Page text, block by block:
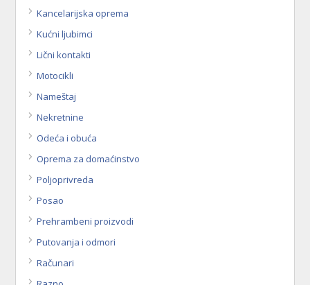
Kancelarijska oprema
Kućni ljubimci
Lični kontakti
Motocikli
Nameštaj
Nekretnine
Odeća i obuća
Oprema za domaćinstvo
Poljoprivreda
Posao
Prehrambeni proizvodi
Putovanja i odmori
Računari